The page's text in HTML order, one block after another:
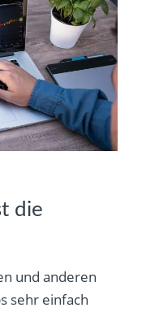
die
und anderen
sehr einfach